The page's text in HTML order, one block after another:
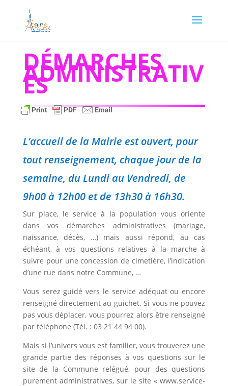
DÉMARCHES
ADMINISTRATIV
ES
L’accueil de la Mairie est ouvert, pour
tout renseignement, chaque jour de la
semaine, du Lundi au Vendredi, de
9h00 à 12h00 et de 13h30 à 16h30.
Sur place, le service à la population vous oriente
dans vos démarches administratives (mariage,
naissance, décès, …) mais aussi répond, au cas
échéant, à vos questions relatives à la marche à
suivre pour une concession de cimetière, l’indication
d’une rue dans notre Commune, …
Vous serez guidé vers le service adéquat ou encore
renseigné directement au guichet. Si vous ne pouvez
pas vous déplacer, vous pourrez alors être renseigné
par téléphone (Tél. : 03 21 44 94 00).
Mais si l’univers vous est familier, vous trouverez une
grande partie des réponses à vos questions sur le
site de la Commune relégué, pour des questions
purement administratives, sur le site « www.service-